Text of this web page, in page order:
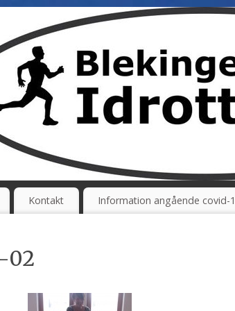
Kontakt Information angående covid-
02